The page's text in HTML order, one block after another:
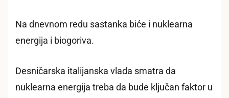
Na dnevnom redu sastanka biće i nuklearna
energija i biogoriva.
Desničarska italijanska vlada smatra da
nuklearna energija treba da bude ključan faktor u